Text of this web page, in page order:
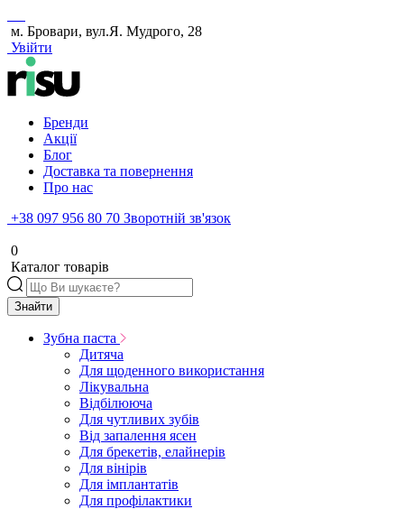
м. Бровари, вул.Я. Мудрого, 28
Увійти
Бренди
Акції
Блог
Доставка та повернення
Про нас
+38 097 956 80 70 Зворотній зв'язок
0
Каталог товарів
Знайти
Зубна паста
Дитяча
Для щоденного використання
Лікувальна
Відбілююча
Для чутливих зубів
Від запалення ясен
Для брекетів, елайнерів
Для вінірів
Для імплантатів
Для профілактики